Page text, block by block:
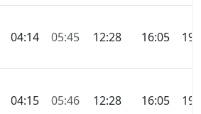
04:14 05:45 12:28 16:05
04:15 05:46 12:28 16:05